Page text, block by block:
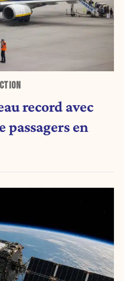
record avec
passagers en